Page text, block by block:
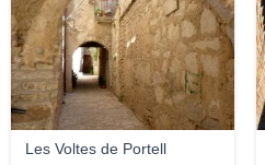
Les Voltes de Portell